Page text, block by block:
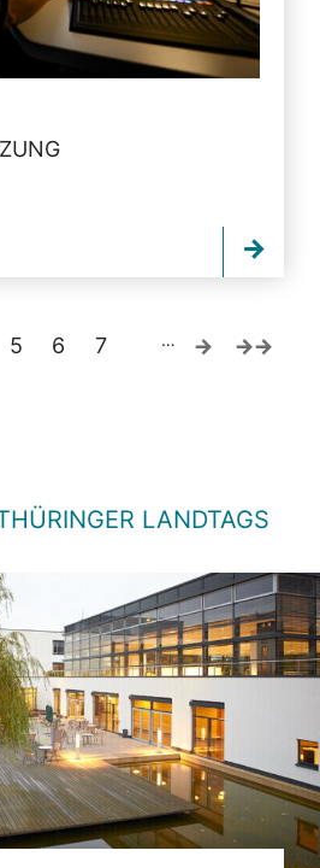
5 6 7 …
LANDTAGS